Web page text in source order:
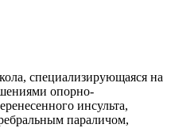
специализирующаяся на
опорно-
инсульта,
параличом,